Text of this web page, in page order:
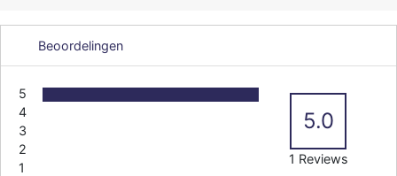
Beoordelingen
5
4
3
2
1
5.0
1 Reviews